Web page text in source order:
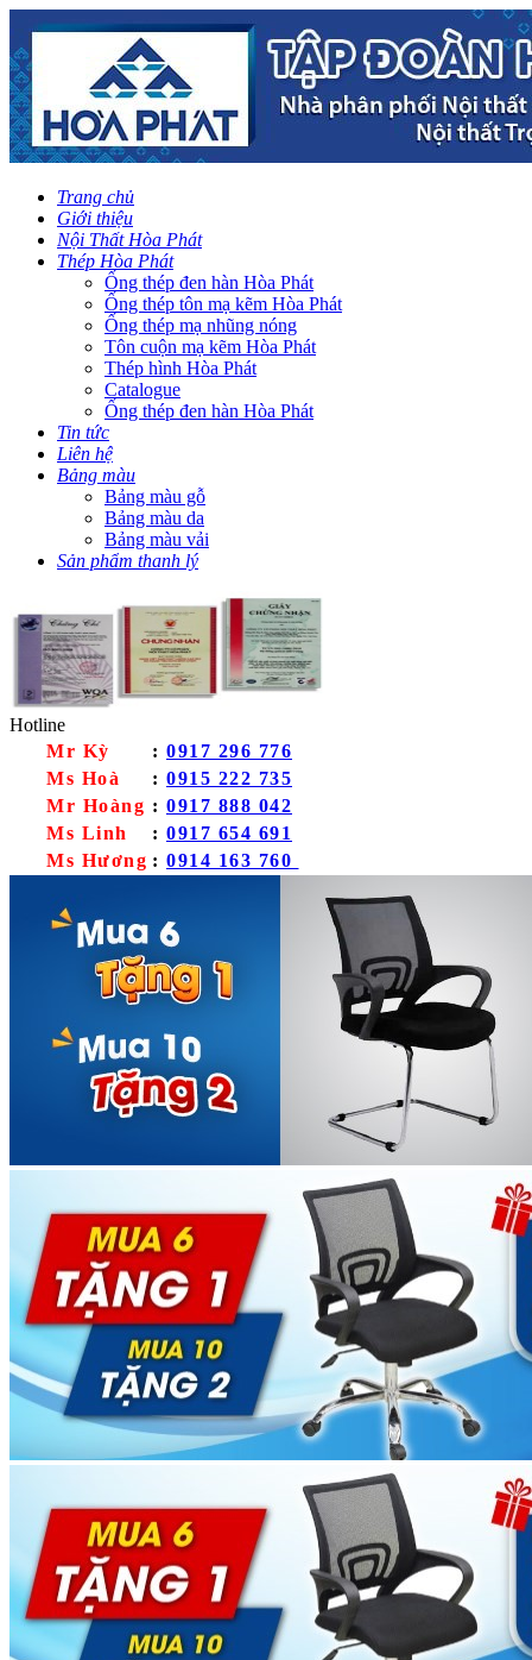
Trang chủ
Giới thiệu
Nội Thất Hòa Phát
Thép Hòa Phát
Ống thép đen hàn Hòa Phát
Ống thép tôn mạ kẽm Hòa Phát
Ống thép mạ nhũng nóng
Tôn cuộn mạ kẽm Hòa Phát
Thép hình Hòa Phát
Catalogue
Ống thép đen hàn Hòa Phát
Tin tức
Liên hệ
Bảng màu
Bảng màu gỗ
Bảng màu da
Bảng màu vải
Sản phẩm thanh lý
Hotline
Mr Kỳ
: 0917 296 776
Ms Hoà
: 0915 222 735
Mr Hoàng : 0917 888 042
Ms Linh
: 0917 654 691
Ms Hương : 0914 163 760